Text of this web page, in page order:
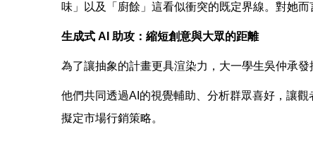
味」以及「廚餘」這看似衝突的既定界線。對她
生成式 AI 助攻：縮短創意與大眾的距離
為了讓抽象的計畫更具渲染力，大一學生吳仲承
他們共同透過AI的視覺輔助、分析群眾喜好，讓
擬定市場行銷策略。